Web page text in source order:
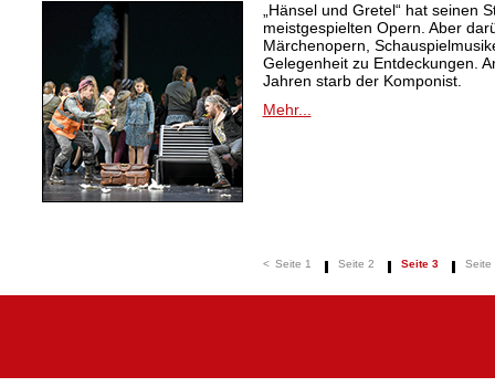
„Hänsel und Gretel“ hat seinen
meistgespielten Opern. Aber
Märchenopern,
Gelegenheit zu Entdeckungen.
Jahren starb der Komponist.
Mehr...
< Seite 1 Seite 2 Seite 3 Seite